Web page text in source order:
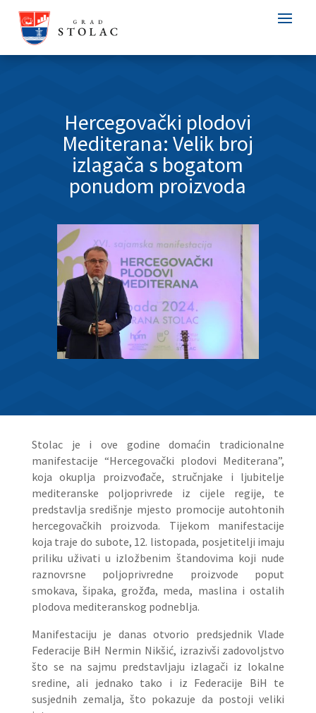
Hercegovački plodovi
Mediterana: Velik broj
izlagača s bogatom
ponudom proizvoda
Stolac je i ove godine domaćin tradicionalne
manifestacije “Hercegovački plodovi Mediterana”,
koja okuplja proizvođače, stručnjake i ljubitelje
mediteranske poljoprivrede iz cijele regije, te
predstavlja središnje mjesto promocije autohtonih
hercegovačkih proizvoda. Tijekom manifestacije
koja traje do subote, 12. listopada, posjetitelji imaju
priliku uživati u izložbenim štandovima koji nude
raznovrsne poljoprivredne proizvode poput
smokava, šipaka, grožđa, meda, maslina i ostalih
plodova mediteranskog podneblja.
Manifestaciju je danas otvorio predsjednik Vlade
Federacije BiH Nermin Nikšić, izrazivši zadovoljstvo
što se na sajmu predstavljaju izlagači iz lokalne
sredine, ali jednako tako i iz Federacije BiH te
susjednih zemalja, što pokazuje da postoji veliki